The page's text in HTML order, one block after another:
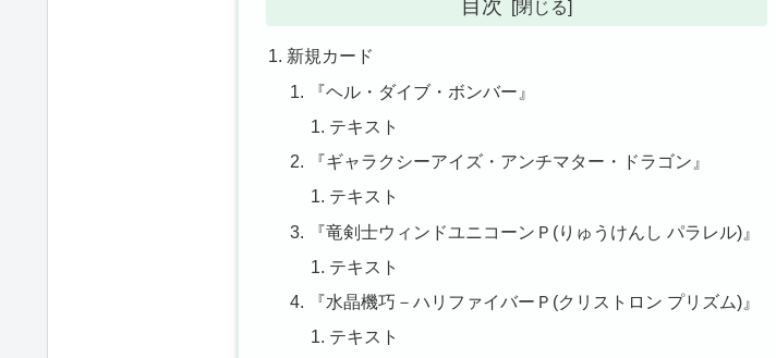
目次
新規カード
『ヘル・ダイブ・ボンバー』
テキスト
『ギャラクシーアイズ・アンチマター・ドラゴン』
テキスト
『竜剣士ウィンドユニコーンＰ(りゅうけんし パラレル)』
テキスト
『水晶機巧－ハリファイバーＰ(クリストロン プリズム)』
テキスト